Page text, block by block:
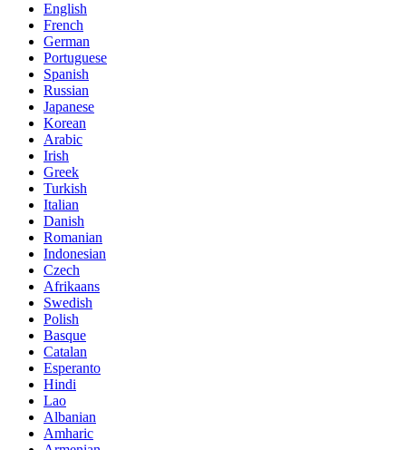
English
French
German
Portuguese
Spanish
Russian
Japanese
Korean
Arabic
Irish
Greek
Turkish
Italian
Danish
Romanian
Indonesian
Czech
Afrikaans
Swedish
Polish
Basque
Catalan
Esperanto
Hindi
Lao
Albanian
Amharic